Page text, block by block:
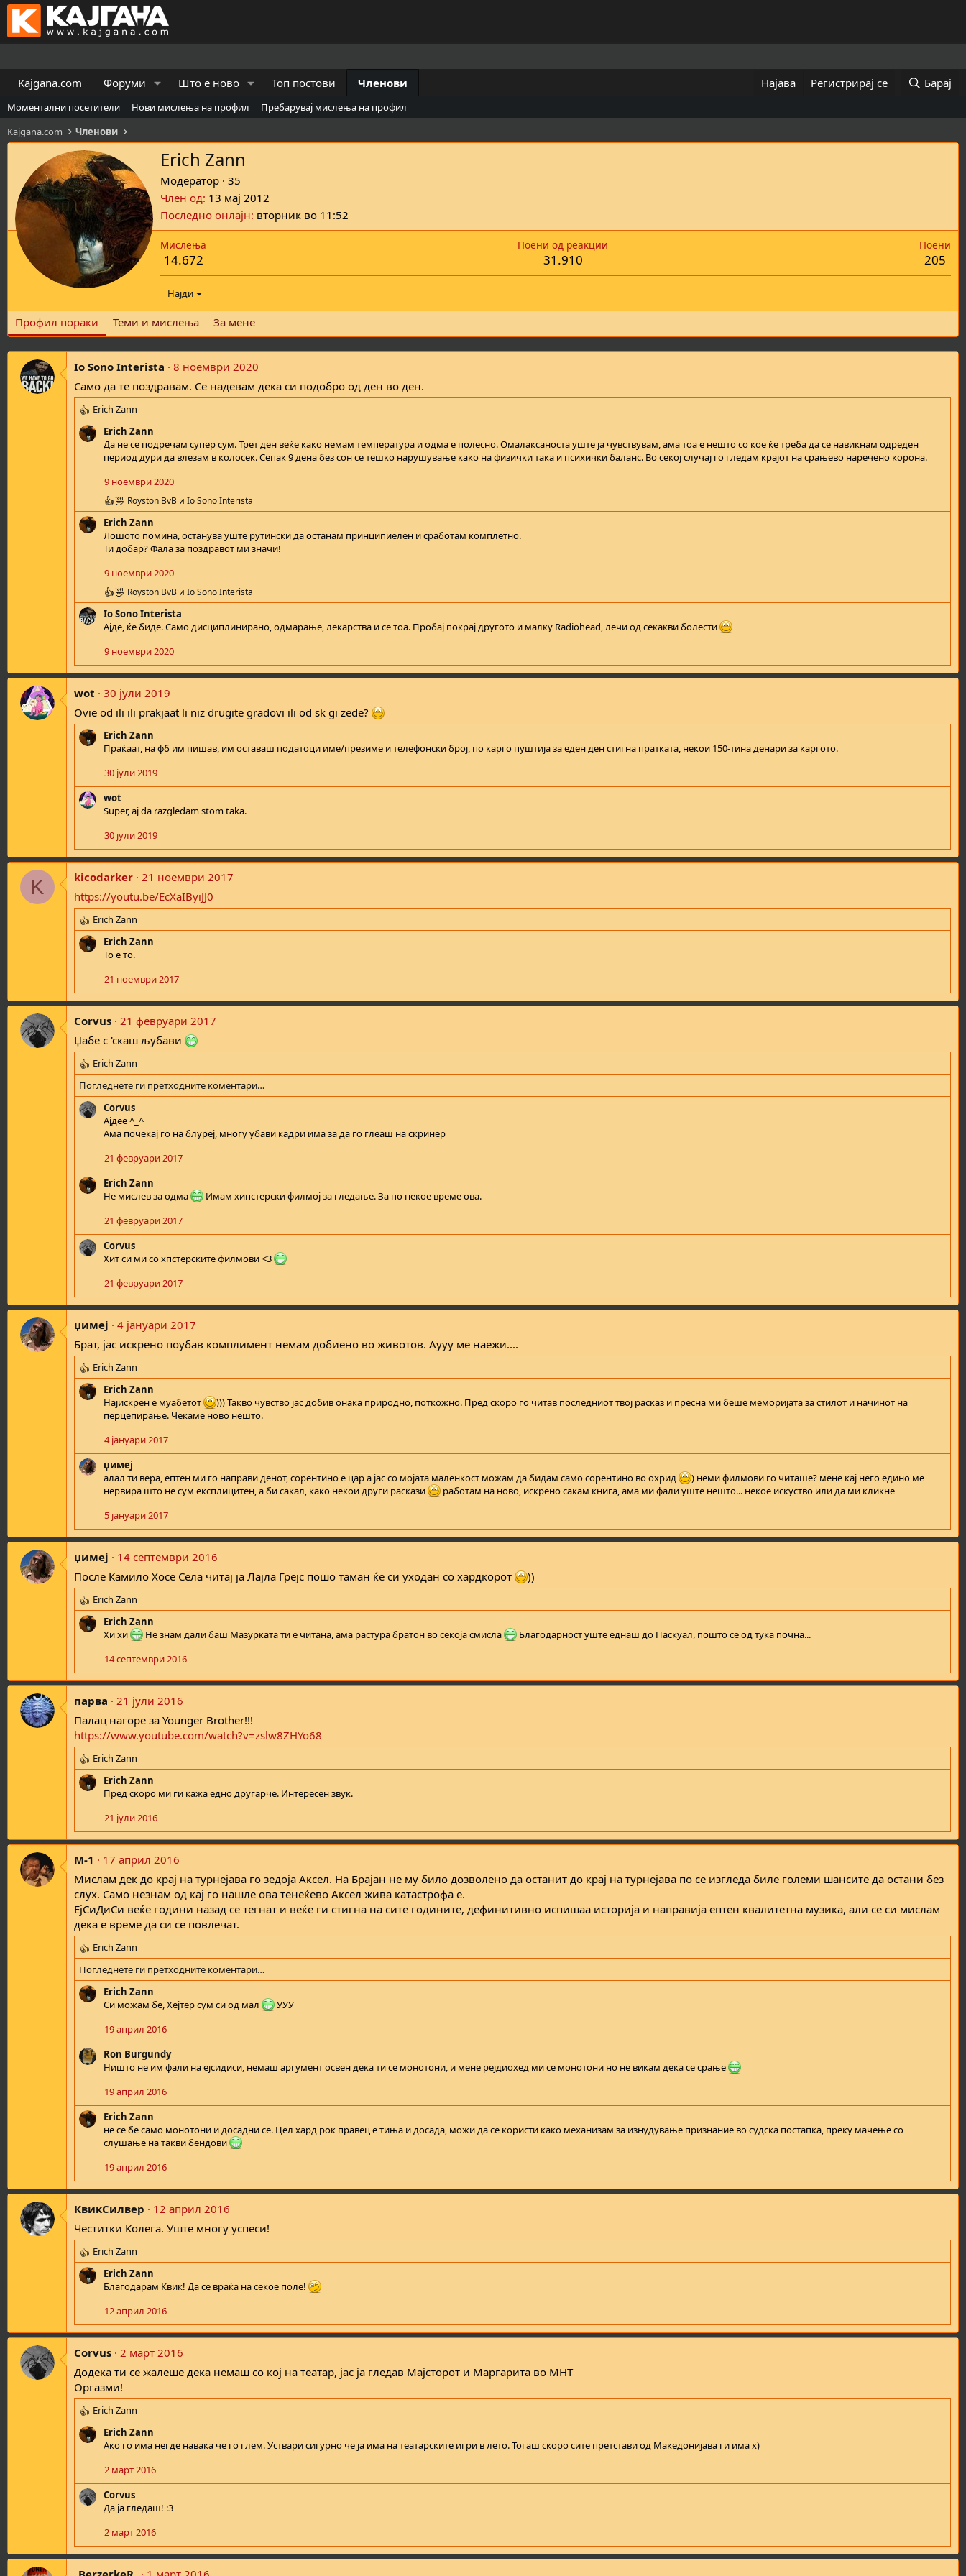
Kajgana.com Форуми Што е ново Топ постови Членови Најава Регистрирај се Барај
Моментални посетители Нови мислења на профил
Пребарувај мислења на профил
Kajgana.com
Членови
Erich Zann
Модератор · 35
Член од 13 мај 2012
Последно онлајн вторник во 11:52
Мислења
14.672
Поени од реакции
31.910
Поени
205
Најди
Профил пораки Теми и мислења За мене
Io Sono Interista
8 ноември 2020
Само да те поздравам. Се надевам дека си подобро од ден во ден.
R
e
a
s
:
Erich Zann
Erich Zann
Да не се подречам супер сум. Трет ден веќе како немам температура и одма е полесно. Омалаксаноста уште ја чувствувам, ама тоа е нешто со кое ќе треба да се навикнам одреден
период дури да влезам в колосек. Сепак 9 дена без сон се тешко нарушување како на физички така и психички баланс. Во секој случај го гледам крајот на срањево наречено корона.
9 ноември 2020
R
e
a
c
o
n
s
:
Royston BvB и Io Sono Interista
Erich Zann
Лошото помина, останува уште рутински да останам принципиелен и сработам комплетно.
Ти добар? Фала за поздравот ми значи!
9 ноември 2020
R
e
a
c
i
o
n
s
:
Royston BvB и Io Sono Interista
Io Sono Interista
Ајде, ќе биде. Само дисциплинирано, одмарање, лекарства и се тоа. Пробај покрај другото и малку Radiohead, лечи од секакви болести
9 ноември 2020
wot
30 јули 2019
Ovie od ili ili prakjaat li niz drugite gradovi ili od sk gi zede?
Erich Zann
Праќаат, на фб им пишав, им оставаш податоци име/презиме и телефонски број, по карго пуштија за еден ден стигна пратката, некои 150-тина денари за каргото.
30 јули 2019
wot
Super, aj da razgledam stom taka.
30 јули 2019
K kicodarker 21 ноември 2017
https://youtu.be/EcXaIByiJJ0
R
e
a
i
o
n
s
:
Erich Zann
Erich Zann
То е то.
21 ноември 2017
Corvus 21 февруари 2017
Џабе с 'скаш љубави
R
e
a
c
s
:
Erich Zann
Погледнете ги претходните коментари…
Corvus
Ајдее ^_^
Ама почекај го на блуреј, многу убави кадри има за да го глеаш на скринер
21 февруари 2017
Erich Zann
Не мислев за одма
Имам хипстерски филмој за гледање. За по некое време ова.
21 февруари 2017
Corvus
Хит си ми со хпстерските филмови <3
21 февруари 2017
џимеј
4 јануари 2017
Брат, јас искрено поубав комплимент немам добиено во животов. Аууу ме наежи....
R
e
a
o
n
s
Erich Zann
Erich Zann
Најискрен е муабетот
))) Такво чувство јас добив онака природно, поткожно. Пред скоро го читав последниот твој расказ и пресна ми беше меморијата за стилот и начинот на
перцепирање. Чекаме ново нешто.
4 јануари 2017
џимеј
алал ти вера, ептен ми го направи денот, сорентино е цар а јас со мојата маленкост можам да бидам само сорентино во охрид
) неми филмови го читаше? мене кај него едино ме
нервира што не сум експлицитен, а би сакал, како некои други раскази
работам на ново, искрено сакам книга, ама ми фали уште нешто... некое искуство или да ми кликне
5 јануари 2017
џимеј
14 септември 2016
После Камило Хосе Села читај ја Лајла Грејс пошо таман ќе си уходан со хардкорот
))
R
e
a
i
o
s
:
Erich Zann
Erich Zann
Хи хи
Не знам дали баш Мазурката ти е читана, ама растура братон во секоја смисла
Благодарност уште еднаш до Паскуал, пошто се од тука почна...
14 септември 2016
парва
21 јули 2016
Палац нагоре за Younger Brother!!!
https://www.youtube.com/watch?v=zslw8ZHYo68
R
e
a
i
o
n
s
:
Erich Zann
Erich Zann
Пред скоро ми ги кажа едно другарче. Интересен звук.
21 јули 2016
M-1
17 април 2016
Мислам дек до крај на турнејава го зедоја Аксел. На Брајан не му било дозволено да останит до крај на турнејава по се изгледа биле големи шансите да остани без
слух. Само незнам од кај го нашле ова тенеќево Аксел жива катастрофа е.
ЕјСиДиСи веќе години назад се тегнат и веќе ги стигна на сите годините, дефинитивно испишаа историја и направија ептен квалитетна музика, али се си мислам
дека е време да си се повлечат.
R
e
a
c
t
n
s
Erich Zann
Погледнете ги претходните коментари…
Erich Zann
Си можам бе, Хејтер сум си од мал
УУУ
19 април 2016
Ron Burgundy
Ништо не им фали на ејсидиси, немаш аргумент освен дека ти се монотони, и мене рејдиохед ми се монотони но не викам дека се срање
19 април 2016
Erich Zann
не се бе само монотони и досадни се. Цел хард рок правец е тиња и досада, можи да се користи како механизам за изнудување признание во судска постапка, преку мачење со
слушање на такви бендови
19 април 2016
КвикСилвер
12 април 2016
Честитки Колега. Уште многу успеси!
R
e
a
i
o
n
s
:
Erich Zann
Erich Zann
Благодарам Квик! Да се враќа на секое поле!
12 април 2016
Corvus 2 март 2016
Додека ти се жалеше дека немаш со кој на театар, јас ја гледав Мајсторот и Маргарита во МНТ
Оргазми!
R
e
a
i
o
n
Erich Zann
Erich Zann
Ако го има негде навака че го глем. Уствари сигурно че ја има на театарските игри в лето. Тогаш скоро сите претстави од Македонијава ги има x)
2 март 2016
Corvus
Да ја гледаш! :3
2 март 2016